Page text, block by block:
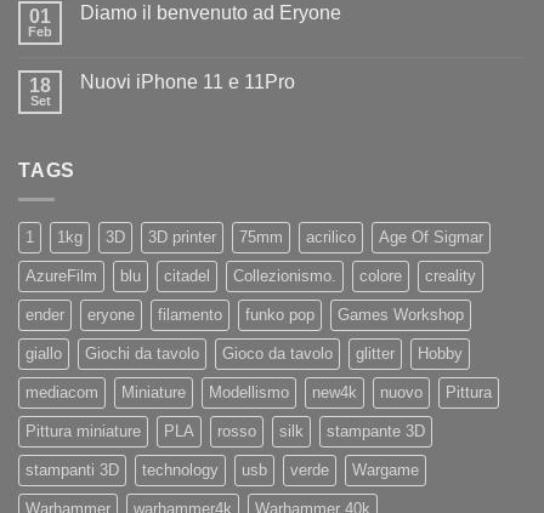
su
la
nuovissima
01
Feb
Diamo il benvenuto ad Eryone
Diamo
18
Set
Nuovi iPhone 11 e 11Pro
TAGS
1 1kg 3D 3D printer 75mm acrilico Age Of Sigmar
AzureFilm blu citadel Collezionismo. colore creality
ender eryone filamento funko pop Games Workshop
giallo Giochi da tavolo Gioco da tavolo glitter Hobby
mediacom Miniature Modellismo new4k nuovo Pittura
Pittura miniature PLA rosso silk stampante 3D
stampanti 3D technology usb verde Wargame
Warhammer warhammer4k Warhammer 40k